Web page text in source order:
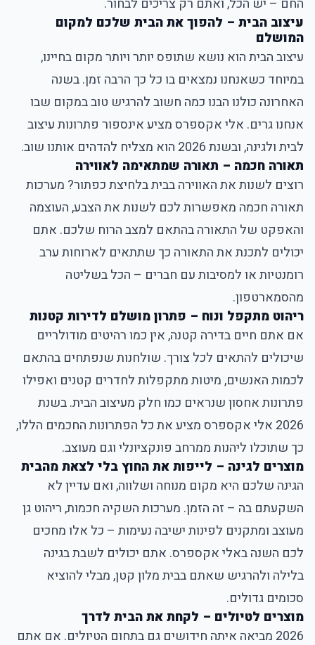
החם – יש הכל, ואתם רק צריכים לבחור.
עיצוב הבית – להפוך את הבית שלכם למקום
המושלם
עיצוב הבית הוא נושא שתופס יותר ויותר מקום בחיינו,
במיוחד כשאנחנו נמצאים בו כל כך הרבה זמן. בשנה
האחרונה כולנו הבנו כמה חשוב להרגיש טוב במקום שבו
אנחנו גרים. אלי אקספרס מציע אינספור פתרונות עיצוב
לבית ולגינה, ובשנת 2026 הוא מצליח להדהים אותנו שוב.
תאורה חכמה – תאורה שמתאימה לאווירה
רוצים לשנות את האווירה בבית בלחיצת כפתור? מערכות
תאורה חכמה מאפשרות לכם לשנות את הצבע, העוצמה
והאפקט של התאורה בהתאם למצב הרוח שלכם. אתם
יכולים לתכנת את התאורה כך שתתאים לארוחות ערב
רומנטיות או למסיבות עם חברים – הכל בשליטה
מהסמארטפון.
ריהוט מתקפל ונוח – פתרון מושלם לדירות קטנות
אם אתם חיים בדירה קטנה, אין כמו רהיטים מודולריים
שיכולים להתאים לכל צורך. שולחנות שנפתחים בהתאם
לכמות האנשים, מיטות מתקפלות לחדרים קטנים ואפילו
פתרונות אחסון שנראים כמו חלק מעיצוב הבית. בשנת
2026 אלי אקספרס מציע את כל הפתרונות החכמים הללו,
כך שתוכלו ליהנות ממרחב פונקציונלי וגם מעוצב.
מוצרים לגינה – לייפות את החוץ בלי לצאת מהבית
הגינה שלכם היא מקום מנוחה ושלווה, ואם עדיין לא
השקעתם בה – זה הזמן. מערכות השקיה חכמות, ריהוט גן
מעוצב ומתקנים לפינות ישיבה נעימות – כל אלו מחכים
לכם השנה באלי אקספרס. אתם יכולים לשבת בגינה
בלילה ולהרגיש שאתם בבית מלון קטן, מבלי להוציא
סכומים גדולים.
מוצרים לטיולים – לקחת את הבית לדרך
2026 מביאה איתה חידושים גם בתחום הטיולים. אם אתם